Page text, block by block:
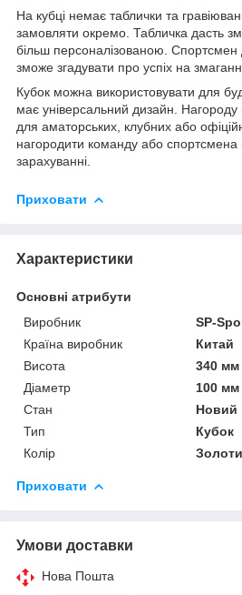
На кубці немає таблички та
замовляти окремо. Табличка дасть
більш персоналізованою. Спортсмен
зможе згадувати про успіх на
Кубок можна використовувати для
має універсальний дизайн.
для аматорських, клубних або
нагородити команду або спортсмена
зарахуванні.
Приховати
Характеристики
Основні атрибути
Виробник
SP-
Країна виробник
Китай
Висота
340 мм
Діаметр
100 мм
Стан
Новий
Тип
Кубок
Колір
Приховати
Умови доставки
Нова Пошта